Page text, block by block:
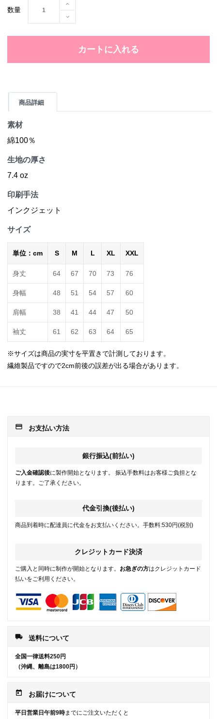
数量
カートに入れる
商品詳細
素材
綿100％
生地の厚さ
7.4 oz
印刷手法
インクジェット
サイズ
単位：cm S M L XL XXL
身丈 64 67 70 73 76
身幅 48 51 54 57 60
肩幅 38 41 44 47 50
袖丈 61 62 63 64 65
※サイズは商品の実寸を平置きで計測しております。
繊維製品ですので2cm前後の誤差が出る場合があります。
payment お支払い方法
銀行振込(前払い)
ご入金確認後に製作開始となります。 振込手数料はお客様ご負担とな
ります。ご了承ください。
代金引換(後払い)
商品到着時に配達員に代金をお支払いください。手数料:530円(税別)
クレジットカード決済
ご購入と同時に制作が開始となります。 お急ぎの方はクレジットカード
払いをご利用ください。
local_shipping 送料について
全国一律送料250円
（沖縄、離島は1800円）
today お届けについて
平日営業日午前9時までにご注文いただくと